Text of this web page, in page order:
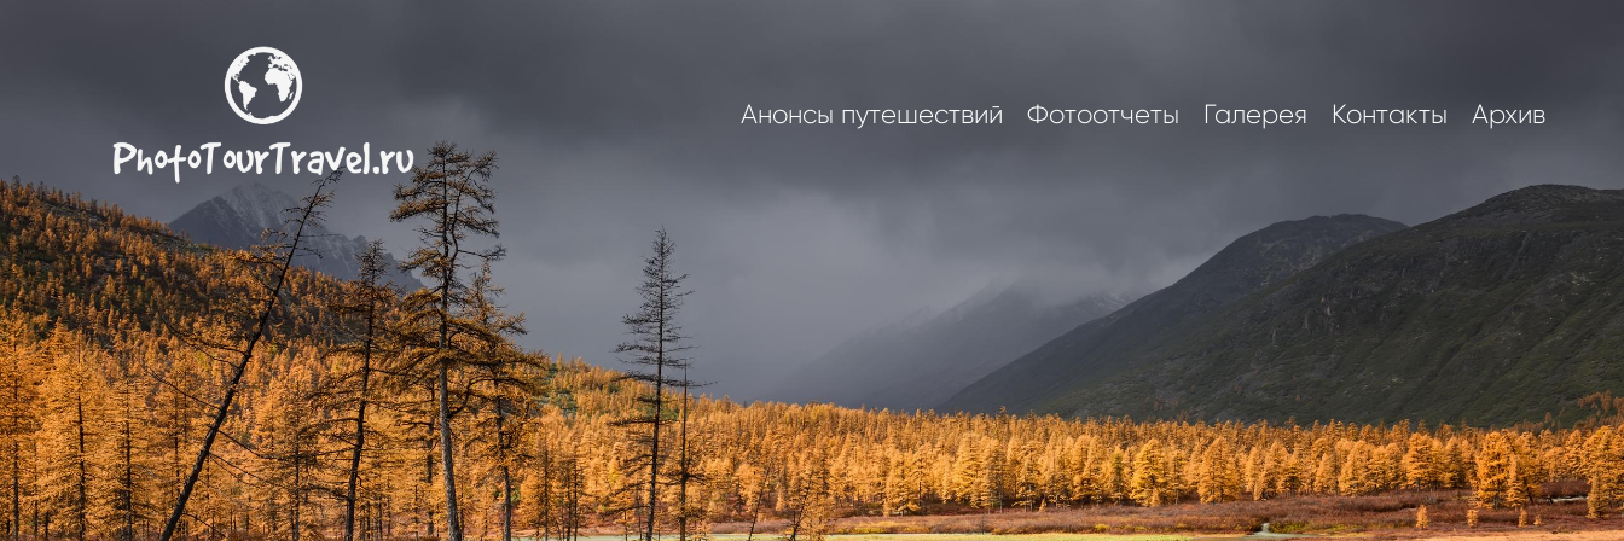
Анонсы путешествий Фотоотчеты Галерея Контакты Архив